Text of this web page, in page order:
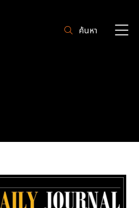
ค้นหา